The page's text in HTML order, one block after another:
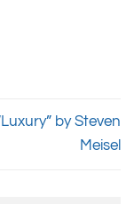
by Steven
Meisel